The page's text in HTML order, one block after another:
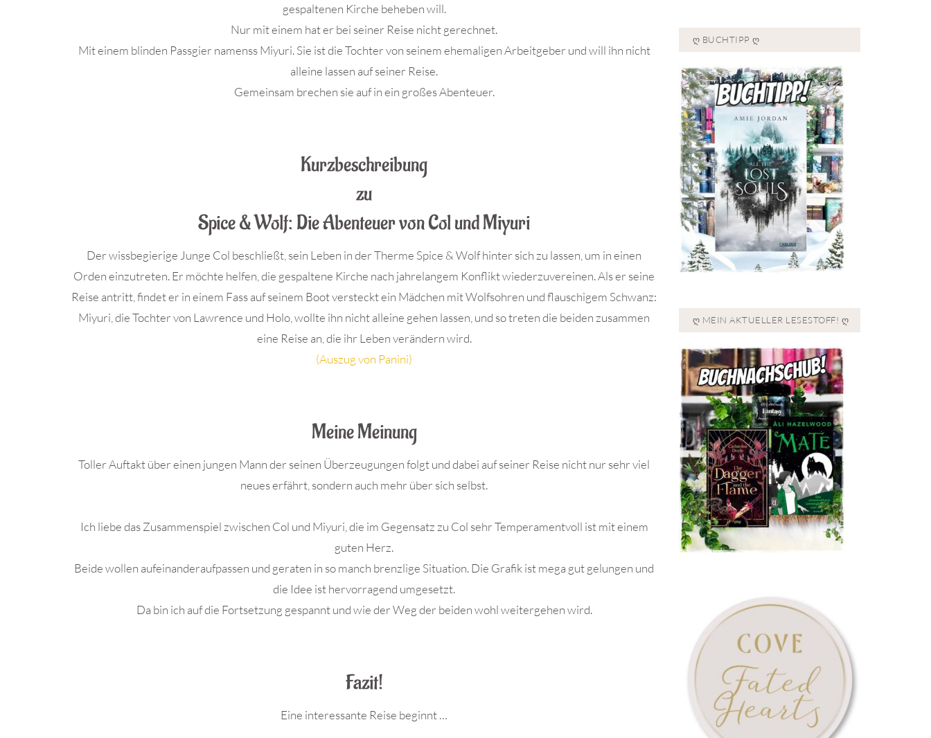
gespaltenen Kirche beheben will.
Nur mit einem hat er bei seiner Reise nicht gerechnet.
Mit einem blinden Passgier namenss Miyuri. Sie ist die Tochter von seinem ehemaligen Arbeitgeber und will ihn nicht
alleine lassen auf seiner Reise.
Gemeinsam brechen sie auf in ein großes Abenteuer.
Kurzbeschreibung
zu
Spice & Wolf: Die Abenteuer von Col und Miyuri
Der wissbegierige Junge Col beschließt, sein Leben in der Therme Spice & Wolf hinter sich zu lassen, um in einen
Orden einzutreten. Er möchte helfen, die gespaltene Kirche nach jahrelangem Konflikt wiederzuvereinen. Als er seine
Reise antritt, findet er in einem Fass auf seinem Boot versteckt ein Mädchen mit Wolfsohren und flauschigem Schwanz:
Miyuri, die Tochter von Lawrence und Holo, wollte ihn nicht alleine gehen lassen, und so treten die beiden zusammen
eine Reise an, die ihr Leben verändern wird.
(Auszug von Panini)
Meine Meinung
Toller Auftakt über einen jungen Mann der seinen Überzeugungen folgt und dabei auf seiner Reise nicht nur sehr viel
neues erfährt, sondern auch mehr über sich selbst.
Ich liebe das Zusammenspiel zwischen Col und Miyuri, die im Gegensatz zu Col sehr Temperamentvoll ist mit einem
guten Herz.
Beide wollen aufeinanderaufpassen und geraten in so manch brenzlige Situation. Die Grafik ist mega gut gelungen und
die Idee ist hervorragend umgesetzt.
Da bin ich auf die Fortsetzung gespannt und wie der Weg der beiden wohl weitergehen wird.
Fazit!
Eine interessante Reise beginnt …
Ღ BUCHTIPP Ღ
Ღ MEIN AKTUELLER LESESTOFF! Ღ